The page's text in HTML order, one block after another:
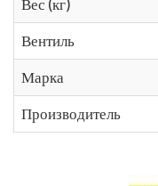
Вес (кг)
Вентиль
Марка
Производитель